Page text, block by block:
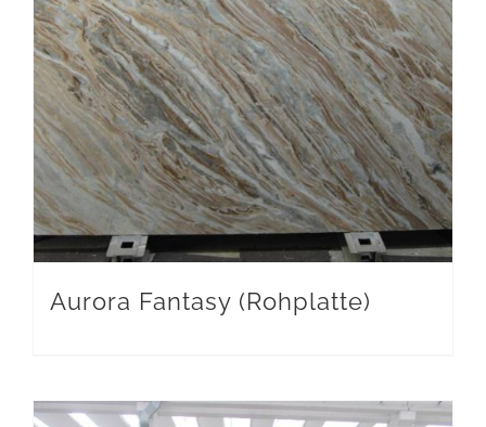
Aurora Fantasy (Rohplatte)